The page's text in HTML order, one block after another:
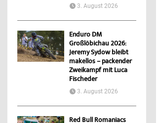
3. August 2026
Enduro DM
Großlöbichau 2026:
Jeremy Sydow bleibt
makellos – packender
Zweikampf mit Luca
Fischeder
3. August 2026
Red Bull Romaniacs